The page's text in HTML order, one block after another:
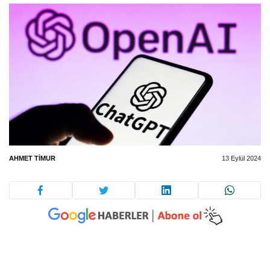
AHMET TIMUR 13 Eylül 2024